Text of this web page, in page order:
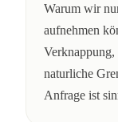
Warum wir
aufnehmen
Verknappung,
naturliche
Anfrage ist